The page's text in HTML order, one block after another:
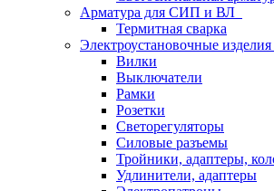
Арматура для СИП и ВЛ
Термитная сварка
Электроустановочные изделия
Вилки
Выключатели
Рамки
Розетки
Светорегуляторы
Силовые разъемы
Тройники, адаптеры,
Удлинители, адаптеры